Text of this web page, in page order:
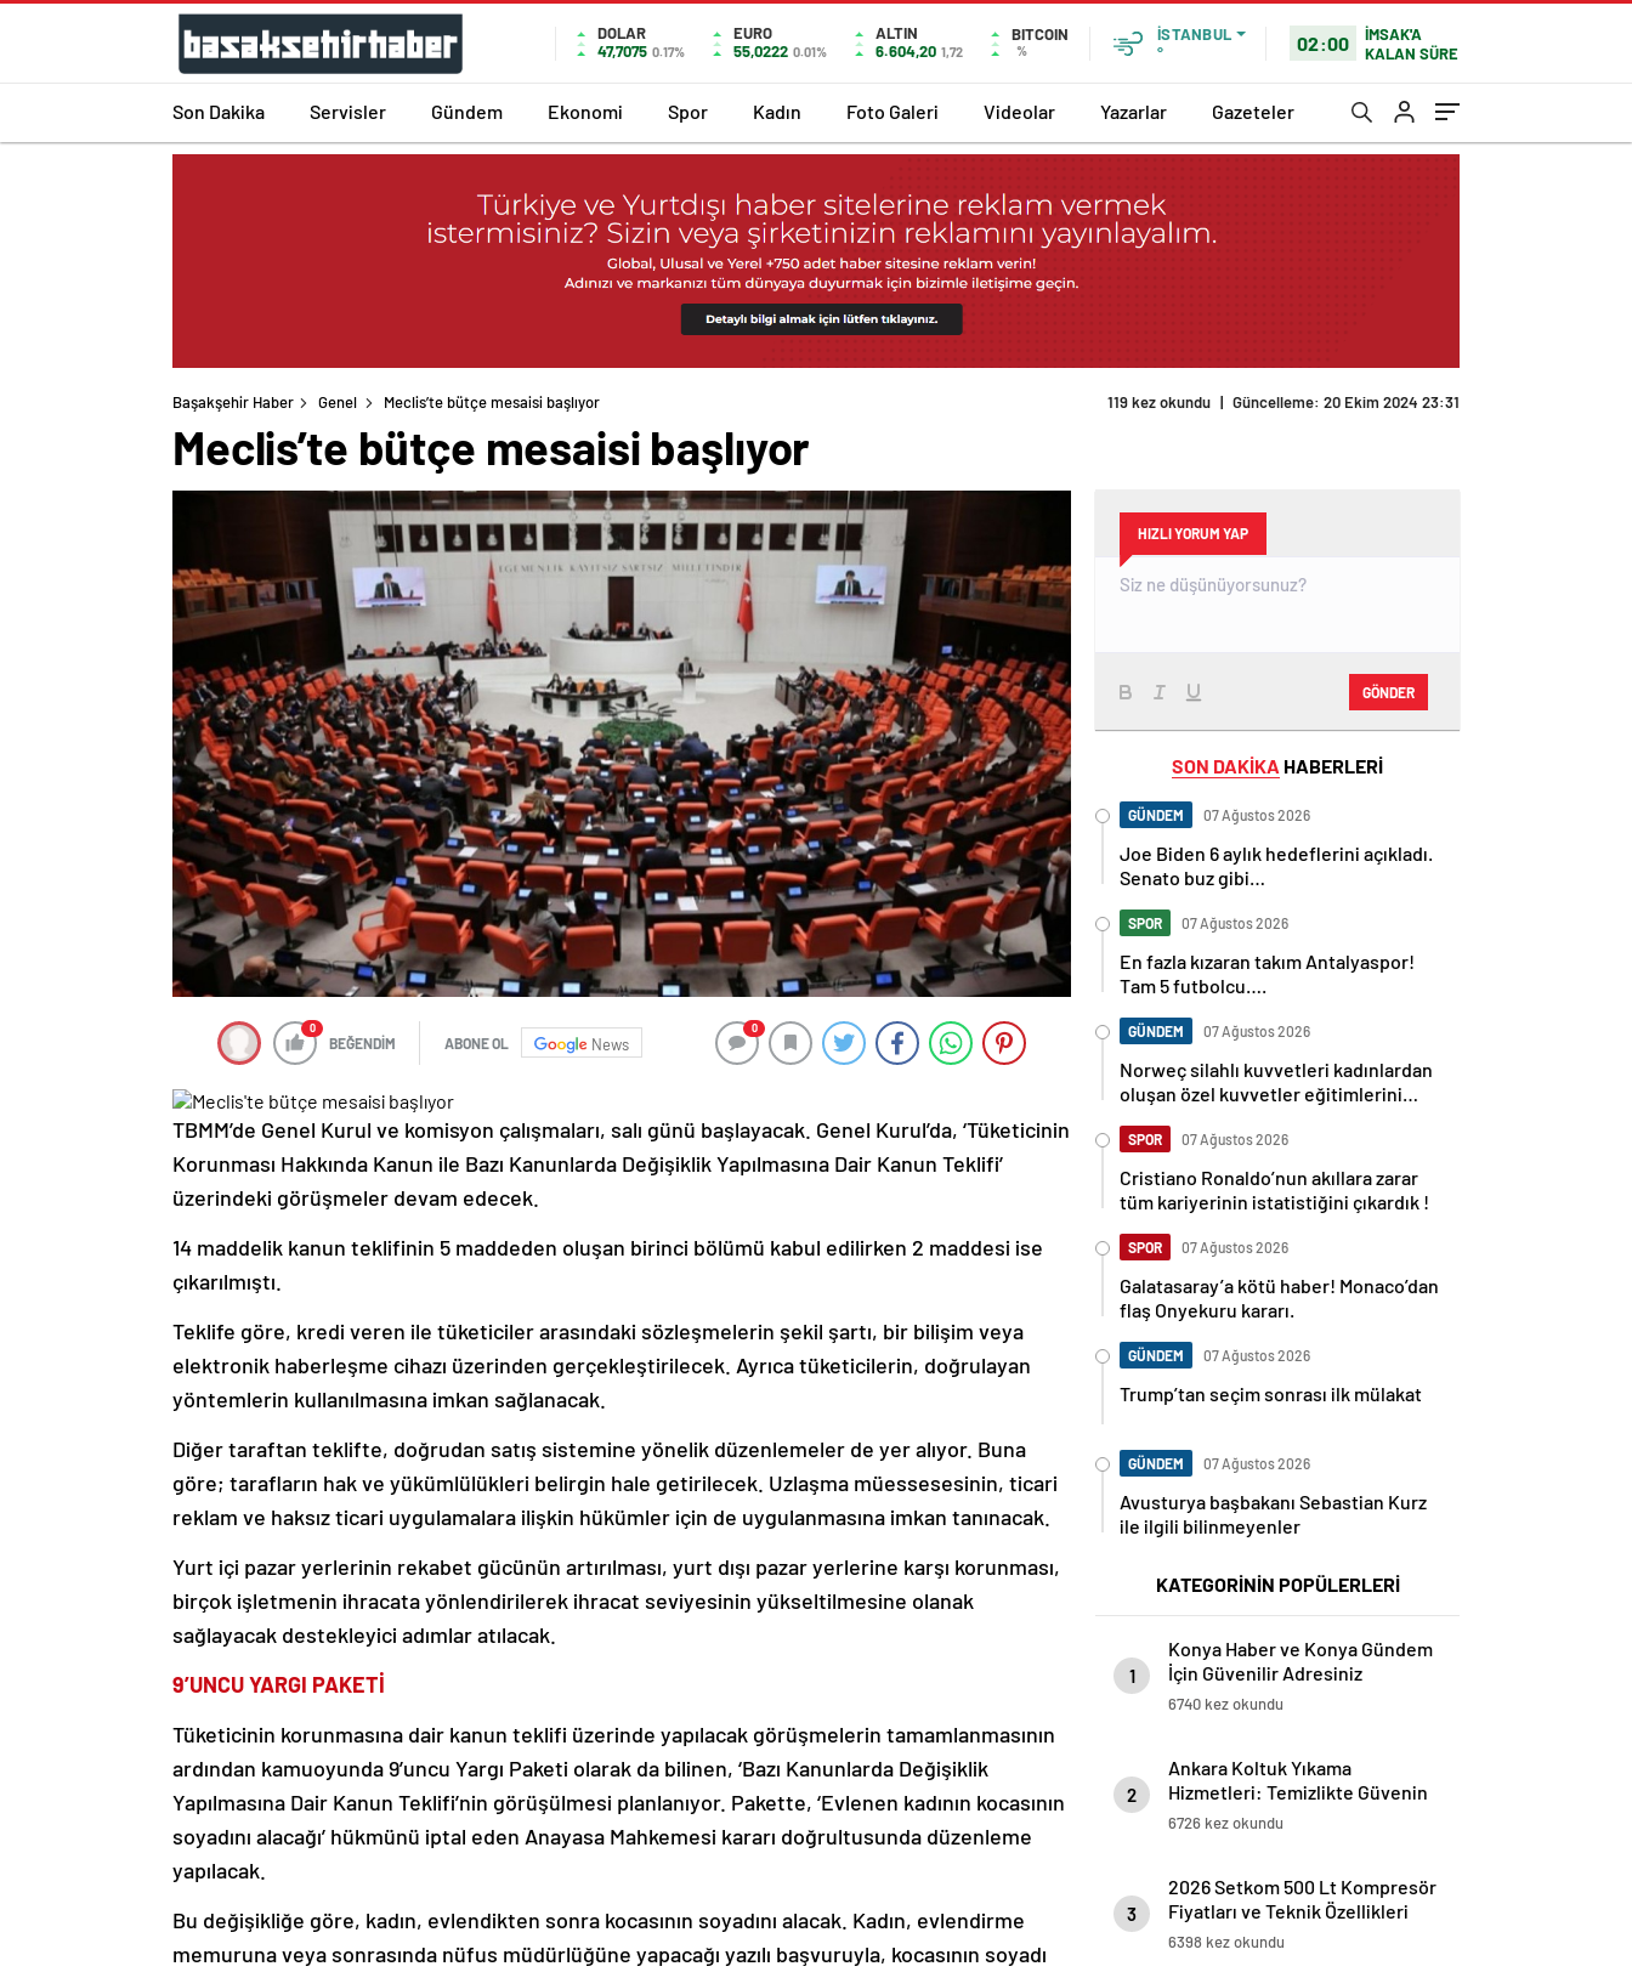
DOLAR
47,7075 0.17%
EURO
55,0222 0.01%
ALTIN
6.604,20 1,72
BITCOIN
%
İSTANBUL
°
02:00
İMSAK'A
KALAN SÜRE
Son Dakika Servisler Gündem Ekonomi Spor Kadın Foto Galeri Videolar Yazarlar Gazeteler
Başakşehir Haber Genel Meclis’te bütçe mesaisi başlıyor 119 kez okundu | Güncelleme: 20 Ekim 2024 23:31
Meclis’te bütçe mesaisi başlıyor
0
BEĞENDİM ABONE OL News
0
TBMM’de Genel Kurul ve komisyon çalışmaları, salı günü başlayacak. Genel Kurul’da, ‘Tüketicinin
Korunması Hakkında Kanun ile Bazı Kanunlarda Değişiklik Yapılmasına Dair Kanun Teklifi’
üzerindeki görüşmeler devam edecek.
14 maddelik kanun teklifinin 5 maddeden oluşan birinci bölümü kabul edilirken 2 maddesi ise
çıkarılmıştı.
Teklife göre, kredi veren ile tüketiciler arasındaki sözleşmelerin şekil şartı, bir bilişim veya
elektronik haberleşme cihazı üzerinden gerçekleştirilecek. Ayrıca tüketicilerin, doğrulayan
yöntemlerin kullanılmasına imkan sağlanacak.
Diğer taraftan teklifte, doğrudan satış sistemine yönelik düzenlemeler de yer alıyor. Buna
göre; tarafların hak ve yükümlülükleri belirgin hale getirilecek. Uzlaşma müessesesinin, ticari
reklam ve haksız ticari uygulamalara ilişkin hükümler için de uygulanmasına imkan tanınacak.
Yurt içi pazar yerlerinin rekabet gücünün artırılması, yurt dışı pazar yerlerine karşı korunması,
birçok işletmenin ihracata yönlendirilerek ihracat seviyesinin yükseltilmesine olanak
sağlayacak destekleyici adımlar atılacak.
9’UNCU YARGI PAKETİ
Tüketicinin korunmasına dair kanun teklifi üzerinde yapılacak görüşmelerin tamamlanmasının
ardından kamuoyunda 9’uncu Yargı Paketi olarak da bilinen, ‘Bazı Kanunlarda Değişiklik
Yapılmasına Dair Kanun Teklifi’nin görüşülmesi planlanıyor. Pakette, ‘Evlenen kadının kocasının
soyadını alacağı’ hükmünü iptal eden Anayasa Mahkemesi kararı doğrultusunda düzenleme
yapılacak.
Bu değişikliğe göre, kadın, evlendikten sonra kocasının soyadını alacak. Kadın, evlendirme
memuruna veya sonrasında nüfus müdürlüğüne yapacağı yazılı başvuruyla, kocasının soyadı
HIZLI YORUM YAP
GÖNDER
SON DAKİKA HABERLERİ
GÜNDEM 07 Ağustos 2026
Joe Biden 6 aylık hedeflerini açıkladı.
Senato buz gibi…
SPOR 07 Ağustos 2026
En fazla kızaran takım Antalyaspor!
Tam 5 futbolcu….
GÜNDEM 07 Ağustos 2026
Norweç silahlı kuvvetleri kadınlardan
oluşan özel kuvvetler eğitimlerini
SPOR 07 Ağustos 2026
Cristiano Ronaldo’nun akıllara zarar
tüm kariyerinin istatistiğini çıkardık !
SPOR 07 Ağustos 2026
Galatasaray’a kötü haber! Monaco’dan
flaş Onyekuru kararı.
GÜNDEM 07 Ağustos 2026
Trump’tan seçim sonrası ilk mülakat
GÜNDEM 07 Ağustos 2026
Avusturya başbakanı Sebastian Kurz
ile ilgili bilinmeyenler
KATEGORİNİN POPÜLERLERİ
1
Konya Haber ve Konya Gündem
İçin Güvenilir Adresiniz
6740 kez okundu
2
Ankara Koltuk Yıkama
Hizmetleri: Temizlikte Güvenin
Adresi
6726 kez okundu
3
2026 Setkom 500 Lt Kompresör
Fiyatları ve Teknik Özellikleri
6398 kez okundu